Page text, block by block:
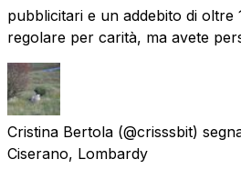
pubblicitari e un addebito di oltre
regolare per carità, ma avete
Cristina Bertola (@crisssbit)
Ciserano, Lombardy